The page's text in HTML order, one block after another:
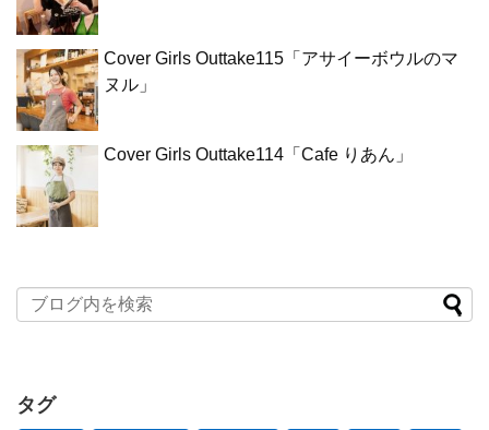
Cover Girls Outtake115「アサイーボウルのマ
ヌル」
Cover Girls Outtake114「Cafe りあん」
タグ